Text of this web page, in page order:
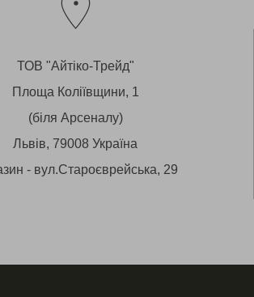
ТОВ "Айтіко-Трейд"
Площа Коліївщини, 1
(біля Арсеналу)
Львів, 79008 Україна
- вул.Староєврейська, 29